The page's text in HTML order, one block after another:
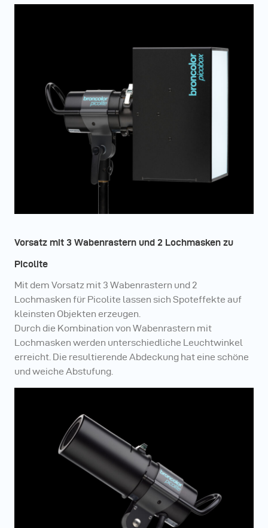
Vorsatz mit 3 Wabenrastern und 2 Lochmasken zu
Picolite
Mit dem Vorsatz mit 3 Wabenrastern und 2
Lochmasken für Picolite lassen sich Spoteffekte auf
kleinsten Objekten erzeugen.
Durch die Kombination von Wabenrastern mit
Lochmasken werden unterschiedliche Leuchtwinkel
erreicht. Die resultierende Abdeckung hat eine schöne
und weiche Abstufung.